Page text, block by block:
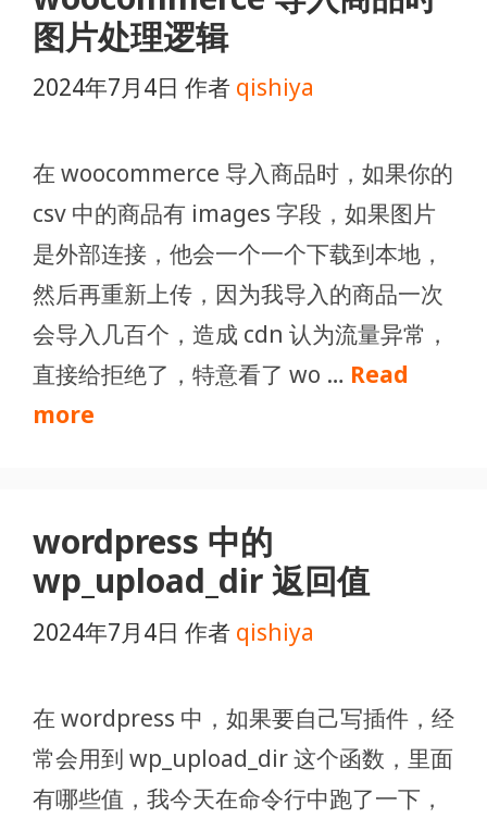
图片处理逻辑
2024年7月4日 作者 qishiya
在 woocommerce 导入商品时，如果你的
csv 中的商品有 images 字段，如果图片
是外部连接，他会一个一个下载到本地，
然后再重新上传，因为我导入的商品一次
会导入几百个，造成 cdn 认为流量异常，
直接给拒绝了，特意看了 wo … Read
more
wordpress 中的
wp_upload_dir 返回值
2024年7月4日 作者 qishiya
在 wordpress 中，如果要自己写插件，经
常会用到 wp_upload_dir 这个函数，里面
有哪些值，我今天在命令行中跑了一下，